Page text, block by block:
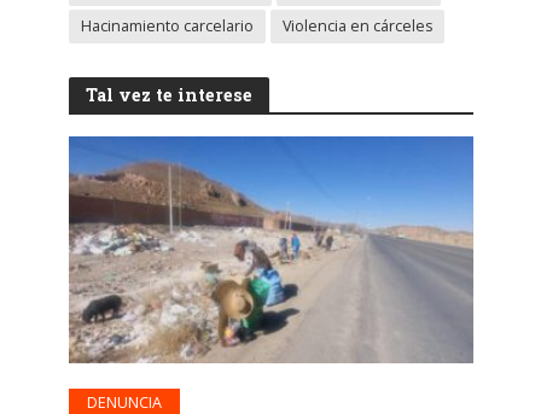
Hacinamiento carcelario
Violencia en cárceles
Tal vez te interese
DENUNCIA